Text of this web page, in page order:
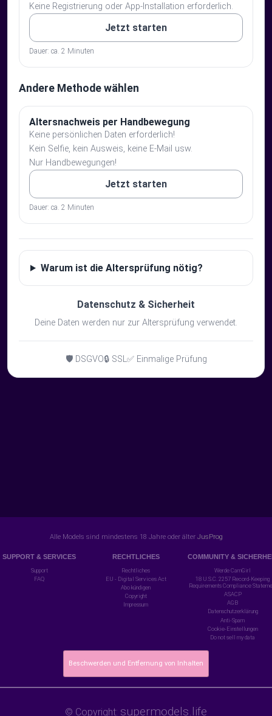
Keine Registrierung oder App-Installation erforderlich.
Jetzt starten
Dauer: ca. 2 Minuten
Andere Methode wählen
Altersnachweis per Handbewegung
Keine persönlichen Daten erforderlich!
Kein Selfie, kein Ausweis, keine E-Mail usw.
Nur Handbewegungen!
Jetzt starten
Dauer: ca. 2 Minuten
Warum ist die Altersprüfung nötig?
Datenschutz & Sicherheit
Deine Daten werden nur zur Altersprüfung verwendet.
🛡️ DSGVO🔒 SSL✅ Einmalige Prüfung
Alle Models sind mindestens 18 Jahre oder älter JusProg
SUPPORT & SERVICES
Support
FAQ
RECHTLICHES
Rechtliches
EU - Digital Services Act
Abo kündigen
Copyright
Impressum
COMMUNITY &
Werde CamGirl
18 U.S.C. 2257 Record-Keeping
Requirements Compliance
ASACP
AGB
Datenschutzerklärung
Anti-Spam
Cookie-Einstellungen
Do not sell my data
Beschwerden und Entfernung von Inhalten
© Copyright: supermodels.life